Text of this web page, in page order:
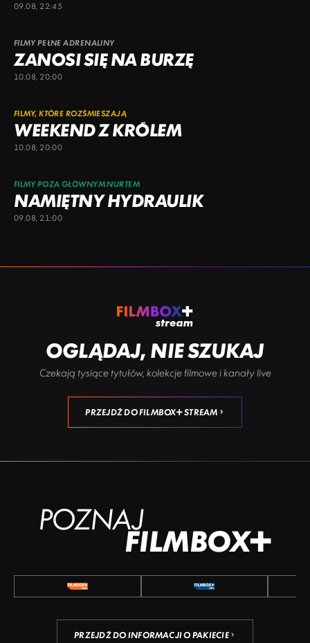
09.08, 22:45
FILMY PEŁNE ADRENALINY
ZANOSI SIĘ NA BURZĘ
10.08, 20:00
FILMY, KTÓRE ROZŚMIESZAJĄ
WEEKEND Z KRÓLEM
10.08, 20:00
FILMY POZA GŁÓWNYM NURTEM
NAMIĘTNY HYDRAULIK
09.08, 21:00
OGLĄDAJ, NIE SZUKAJ
Czekają tysiące tytułów, kolekcje filmowe i kanały live
PRZEJDŹ DO FILMBOX+ STREAM
POZNAJ
FILMBOX+
PRZEJDŹ DO INFORMACJI O PAKIECIE